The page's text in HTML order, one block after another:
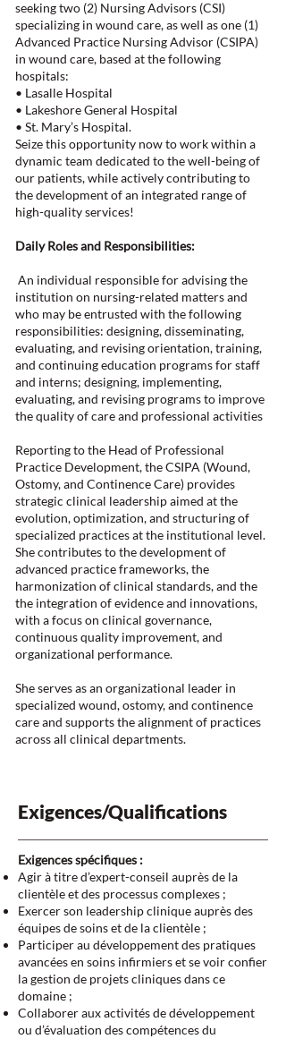
seeking two (2) Nursing Advisors (CSI)
specializing in wound care, as well as one (1)
Advanced Practice Nursing Advisor (CSIPA)
in wound care, based at the following
hospitals:
• Lasalle Hospital
• Lakeshore General Hospital
• St. Mary’s Hospital.
Seize this opportunity now to work within a
dynamic team dedicated to the well-being of
our patients, while actively contributing to
the development of an integrated range of
high-quality services!
Daily Roles and Responsibilities:
An individual responsible for advising the
institution on nursing-related matters and
who may be entrusted with the following
responsibilities: designing, disseminating,
evaluating, and revising orientation, training,
and continuing education programs for staff
and interns; designing, implementing,
evaluating, and revising programs to improve
the quality of care and professional activities
Reporting to the Head of Professional
Practice Development, the CSIPA (Wound,
Ostomy, and Continence Care) provides
strategic clinical leadership aimed at the
evolution, optimization, and structuring of
specialized practices at the institutional level.
She contributes to the development of
advanced practice frameworks, the
harmonization of clinical standards, and the
the integration of evidence and innovations,
with a focus on clinical governance,
continuous quality improvement, and
organizational performance.
She serves as an organizational leader in
specialized wound, ostomy, and continence
care and supports the alignment of practices
across all clinical departments.
Exigences/Qualifications
Exigences spécifiques :
Agir à titre d’expert-conseil auprès de la
clientèle et des processus complexes ;
Exercer son leadership clinique auprès des
équipes de soins et de la clientèle ;
Participer au développement des pratiques
avancées en soins infirmiers et se voir confier
la gestion de projets cliniques dans ce
domaine ;
Collaborer aux activités de développement
ou d’évaluation des compétences du